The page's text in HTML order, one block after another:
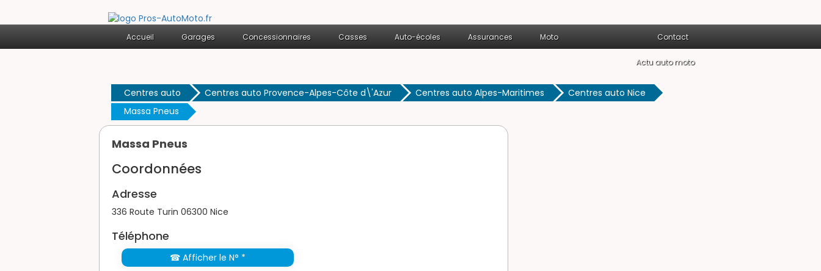
Accueil Garages Concessionnaires Casses Auto-écoles Assurances Moto Contact
Actu auto moto
Centres auto Centres auto Provence-Alpes-Côte d\'Azur Centres auto Alpes-Maritimes
Centres auto Nice
Massa Pneus
Massa Pneus
Coordonnées
Adresse
336 Route Turin 06300 Nice
Téléphone
☎ Afficher le N° *